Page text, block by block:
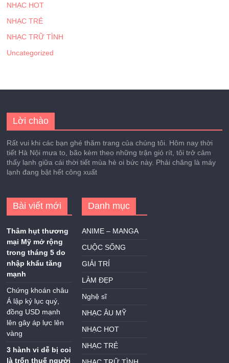
NHẠC HOT
NHẠC TRẺ
NHẠC TRỮ TÌNH
Uncategorized
Lời chào
Rất vui khi các bạn ghé thăm trang của chúng tôi. Hôm nay thời
tiết Hà Nội mưa to, bão kèm theo những trận gió rít, tôi trở cảm
thấy lạnh giữa cái thời tiết mùa hè oi bức này. Phải chăng là máy
lạnh đang bật hết công xuất
Bài viết mới
Thâm hụt thương
mại Mỹ mở rộng
trong tháng 5 do
nhập khẩu tăng
mạnh
Chứng khoán châu
Á lập kỷ lục quý,
đồng USD mạnh
lên gây áp lực lên
vàng
3 hành vi dễ bị coi
là trốn thuế người
Danh mục
ANIME – MANGA
CUỘC SỐNG
GIẢI TRÍ
LÀM ĐẸP
Nghệ sĩ
NHẠC ÂU MỸ
NHẠC HOT
NHẠC TRẺ